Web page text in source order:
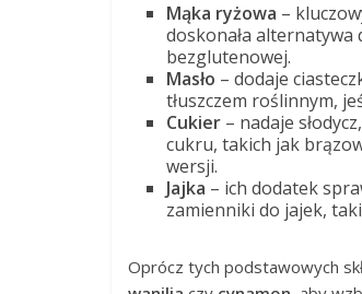
Mąka ryżowa –
doskonała alternatywa
bezglutenowej.
Masło – dodaje
tłuszczem roślinnym,
Cukier – nadaje
cukru, takich jak
wersji.
Jajka – ich dodatek
zamienniki do jajek,
Oprócz tych podstawowych